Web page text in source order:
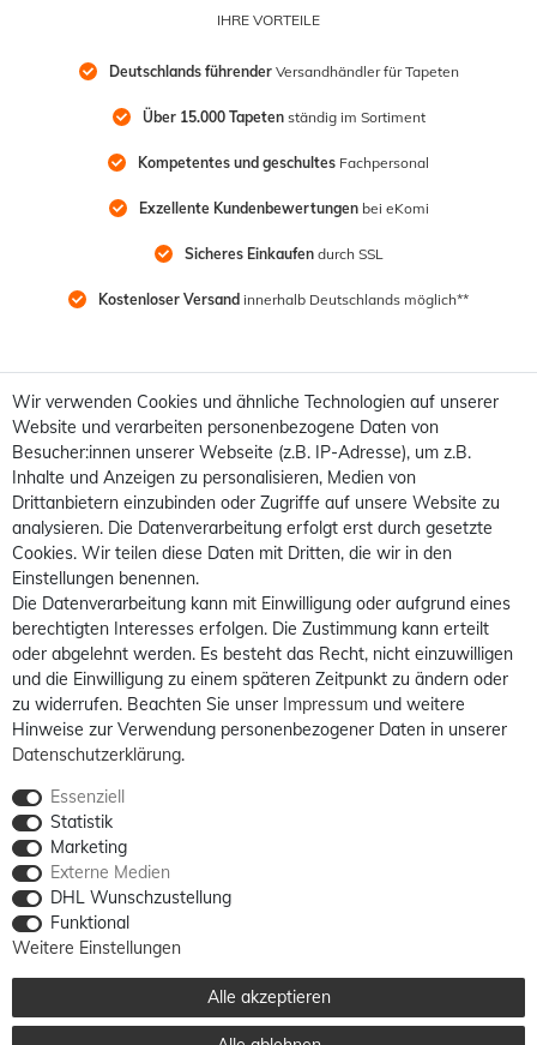
IHRE VORTEILE
Deutschlands führender Versandhändler für Tapeten
Über 15.000 Tapeten ständig im Sortiment
Kompetentes und geschultes Fachpersonal
Exzellente Kundenbewertungen bei eKomi
Sicheres Einkaufen durch SSL
Kostenloser Versand innerhalb Deutschlands möglich**
Wir verwenden Cookies und ähnliche Technologien auf unserer
Website und verarbeiten personenbezogene Daten von
Besucher:innen unserer Webseite (z.B. IP-Adresse), um z.B.
Inhalte und Anzeigen zu personalisieren, Medien von
Drittanbietern einzubinden oder Zugriffe auf unsere Website zu
analysieren. Die Datenverarbeitung erfolgt erst durch gesetzte
Cookies. Wir teilen diese Daten mit Dritten, die wir in den
Einstellungen benennen.
Die Datenverarbeitung kann mit Einwilligung oder aufgrund eines
berechtigten Interesses erfolgen. Die Zustimmung kann erteilt
oder abgelehnt werden. Es besteht das Recht, nicht einzuwilligen
und die Einwilligung zu einem späteren Zeitpunkt zu ändern oder
zu widerrufen. Beachten Sie unser Impressum und weitere
Hinweise zur Verwendung personenbezogener Daten in unserer
Daten­schutz­erklärung.
Essenziell
Statistik
Marketing
Externe Medien
DHL Wunschzustellung
Funktional
Weitere Einstellungen
Alle akzeptieren